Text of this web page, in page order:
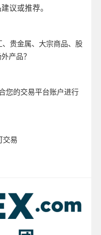
议或推荐。
贵金属、大宗商品、股
产品？
您的交易平台账户进行
交易